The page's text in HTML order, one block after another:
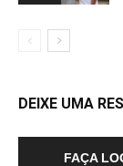
DEIXE UMA
FAÇA